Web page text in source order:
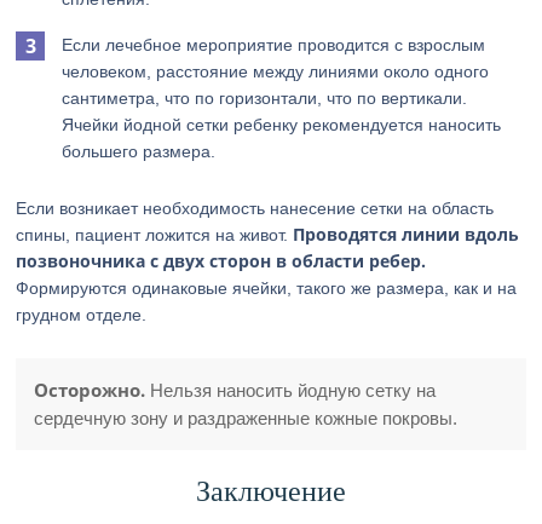
Если лечебное мероприятие проводится с взрослым
человеком, расстояние между линиями около одного
сантиметра, что по горизонтали, что по вертикали.
Ячейки йодной сетки ребенку рекомендуется наносить
большего размера.
Если возникает необходимость нанесение сетки на область
спины, пациент ложится на живот. Проводятся линии вдоль
позвоночника с двух сторон в области ребер.
Формируются одинаковые ячейки, такого же размера, как и на
грудном отделе.
Осторожно. Нельзя наносить йодную сетку на
сердечную зону и раздраженные кожные покровы.
Заключение